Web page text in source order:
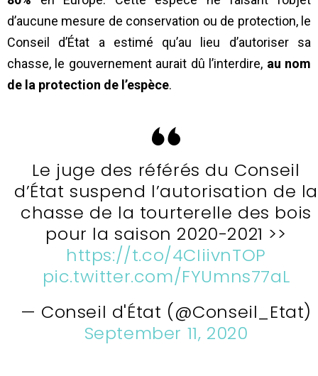
d’aucune mesure de conservation ou de protection, le
Conseil d’État a estimé qu’au lieu d’autoriser sa
chasse, le gouvernement aurait dû l’interdire, au nom
de la protection de l’espèce.
Le juge des référés du Conseil
d’État suspend l’autorisation de la
chasse de la tourterelle des bois
pour la saison 2020-2021 >>
https://t.co/4CIiivnTOP
pic.twitter.com/FYUmns77aL
— Conseil d'État (@Conseil_Etat)
September 11, 2020